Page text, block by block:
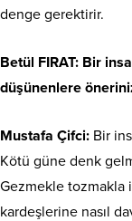
denge gerektirir.
Betül FIRAT: Bir
düşünenlere
Mustafa Çifci: Bir
Kötü güne denk
Gezmekle tozmakla
kardeşlerine nasıl